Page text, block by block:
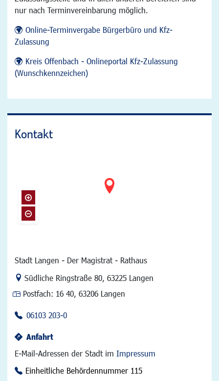
nur nach Terminvereinbarung möglich.
Online-Terminvergabe Bürgerbüro und Kfz-
Zulassung
Kreis Offenbach - Onlineportal Kfz-Zulassung
(Wunschkennzeichen)
Kontakt
Stadt Langen - Der Magistrat - Rathaus
Link zur Google-Maps Navigation
Südliche Ringstraße 80, 63225 Langen
Postfach: 16 40, 63206 Langen
06103 203-0
Anfahrt
E-Mail-Adressen der Stadt im Impressum
Einheitliche Behördennummer 115